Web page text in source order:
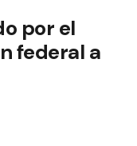
por el
federal a